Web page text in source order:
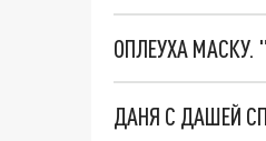
ОПЛЕУХА МАСКУ.
ДАНЯ С ДАШЕЙ